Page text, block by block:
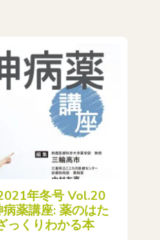
年冬号 Vol.20
薬講座: 薬のはた
っくりわかる本